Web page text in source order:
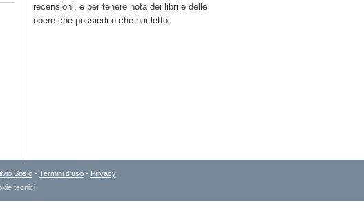
recensioni, e per tenere nota dei libri e delle
opere che possiedi o che hai letto.
Sosio- Termini d'uso- Privacy
tecnici